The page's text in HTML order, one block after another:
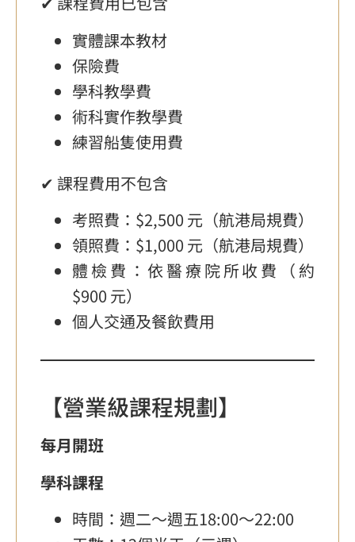
實體課本教材
保險費
學科教學費
術科實作教學費
練習船隻使用費
✔ 課程費用不包含
考照費：$2,500 元（航港局規費）
領照費：$1,000 元（航港局規費）
體檢費：依醫療院所收費（約
$900 元）
個人交通及餐飲費用
【營業級課程規劃】
每月開班
學科課程
時間：週二～週五18:00～22:00